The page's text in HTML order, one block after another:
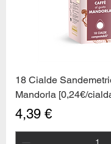
18 Cialde
Mandorla [0,24€/
Prezzo
4,39 €